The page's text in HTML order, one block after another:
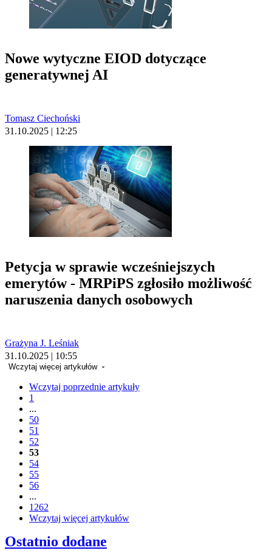
Nowe wytyczne EIOD dotyczące
generatywnej AI
Tomasz Ciechoński
31.10.2025 | 12:25
Petycja w sprawie wcześniejszych
emerytów - MRPiPS zgłosiło możliwość
naruszenia danych osobowych
Grażyna J. Leśniak
31.10.2025 | 10:55
Wczytaj więcej artykułów
Wczytaj poprzednie artykuły
1
...
50
51
52
53
54
55
56
...
1262
Wczytaj więcej artykułów
Ostatnio dodane